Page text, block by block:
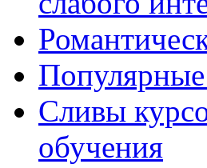
Популярные
Сливы
обучения